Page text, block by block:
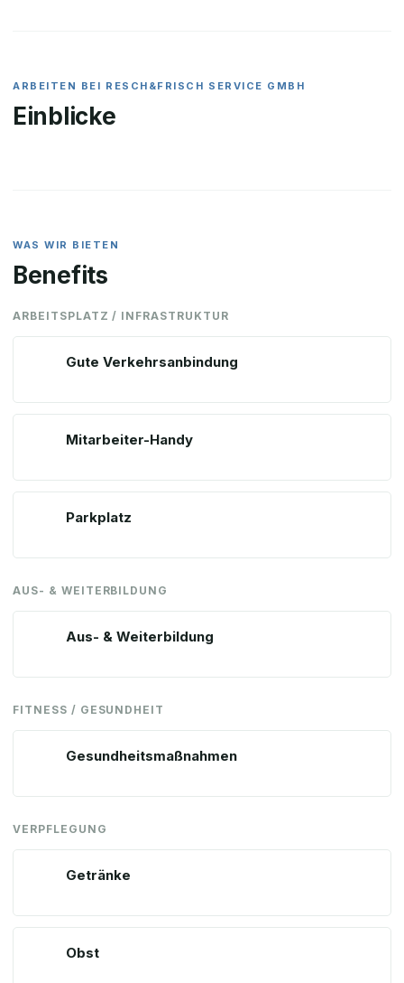
ARBEITEN BEI RESCH&FRISCH SERVICE GMBH
Einblicke
WAS WIR BIETEN
Benefits
ARBEITSPLATZ / INFRASTRUKTUR
Gute Verkehrsanbindung
Mitarbeiter-Handy
Parkplatz
AUS- & WEITERBILDUNG
Aus- & Weiterbildung
FITNESS / GESUNDHEIT
Gesundheitsmaßnahmen
VERPFLEGUNG
Getränke
Obst